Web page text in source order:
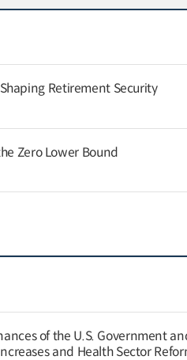
Retirement Security
Zero Lower Bound
of the U.S. Government
and Health Sector